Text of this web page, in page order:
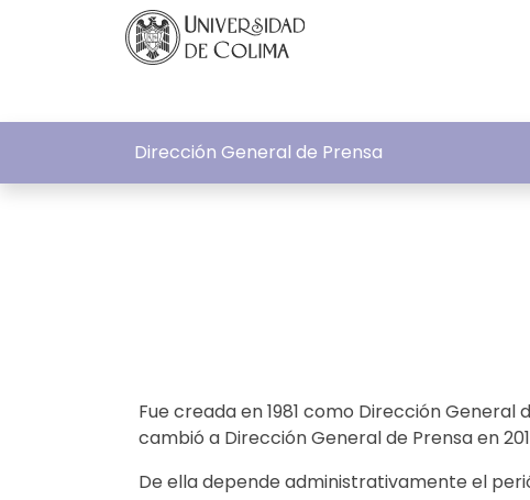
Dirección General de Prensa
Fue creada en 1981 como Dirección
cambió a Dirección General de Prensa en
De ella depende administrativamente el